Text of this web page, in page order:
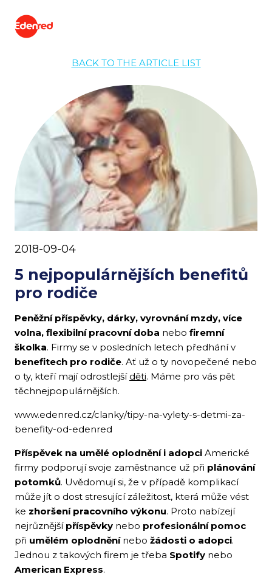
BACK TO THE ARTICLE LIST
2018-09-04
5 nejpopulárnějších benefitů
pro rodiče
Peněžní příspěvky, dárky, vyrovnání mzdy, více
volna, flexibilní pracovní doba nebo firemní
školka. Firmy se v posledních letech předhání v
benefitech pro rodiče. Ať už o ty novopečené nebo
o ty, kteří mají odrostlejší děti. Máme pro vás pět
těchnejpopulárnějších.
www.edenred.cz/clanky/tipy-na-vylety-s-detmi-za-
benefity-od-edenred
Příspěvek na umělé oplodnění i adopci Americké
firmy podporují svoje zaměstnance už při plánování
potomků. Uvědomují si, že v případě komplikací
může jít o dost stresující záležitost, která může vést
ke zhoršení pracovního výkonu. Proto nabízejí
nejrůznější příspěvky nebo profesionální pomoc
při umělém oplodněnínebo žádosti o adopci.
Jednou z takových firem je třeba Spotify nebo
American Express.